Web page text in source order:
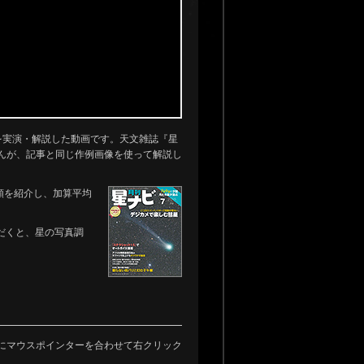
演・解説した動画です。天文雑誌『星
、記事と同じ作例画像を使って解説し
紹介し、加算平均
くと、星の写真調
ウスポインターを合わせて右クリック